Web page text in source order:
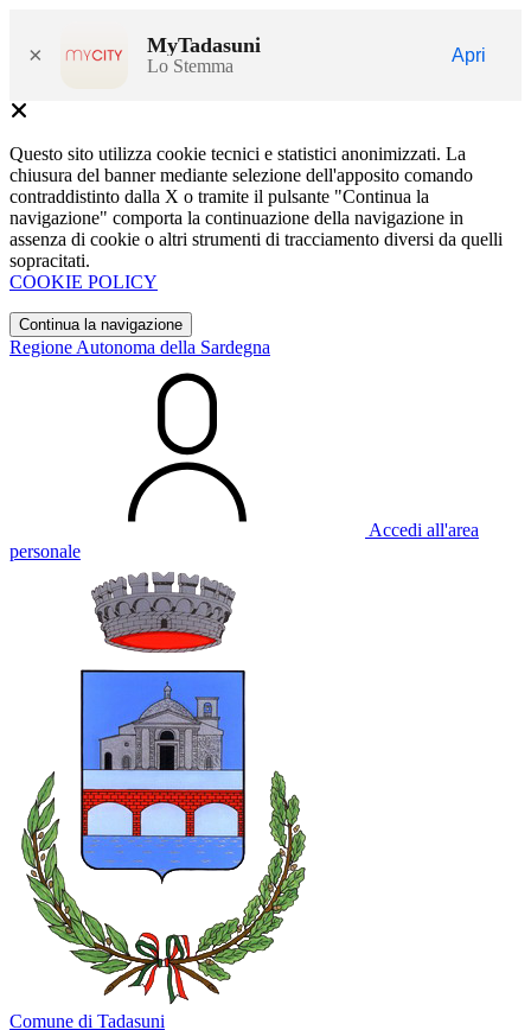
× MyTadasuni
Lo Stemma
Apri
Questo sito utilizza cookie tecnici e statistici anonimizzati. La
chiusura del banner mediante selezione dell'apposito comando
contraddistinto dalla X o tramite il pulsante "Continua la
navigazione" comporta la continuazione della navigazione in
assenza di cookie o altri strumenti di tracciamento diversi da quelli
sopracitati.
COOKIE POLICY
Continua la navigazione
Regione Autonoma della Sardegna
Accedi all'area
personale
Comune di Tadasuni